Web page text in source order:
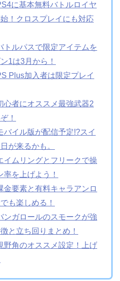
に基本無料バトルロイヤ
！クロスプレイにも対応
トルパスで限定アイテムを
1は3月から！
Plus加入者は限定プレイ
心者にオススメ最強武器2
！
バイル版が配信予定!?スイ
が来るかも。
イムリングとフリークで操
を上げよう！
金要素と有料キャラアンロ
も楽しめる！
ンガロールのスモークが強
と立ち回りまとめ！
野角のオススメ設定！上げ